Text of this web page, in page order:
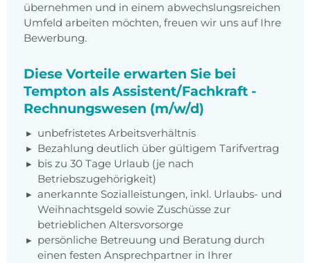
übernehmen und in einem abwechslungsreichen
Umfeld arbeiten möchten, freuen wir uns auf Ihre
Bewerbung.
Diese Vorteile erwarten Sie bei
Tempton als Assistent/Fachkraft -
Rechnungswesen (m/w/d)
unbefristetes Arbeitsverhältnis
Bezahlung deutlich über gültigem Tarifvertrag
bis zu 30 Tage Urlaub (je nach
Betriebszugehörigkeit)
anerkannte Sozialleistungen, inkl. Urlaubs- und
Weihnachtsgeld sowie Zuschüsse zur
betrieblichen Altersvorsorge
persönliche Betreuung und Beratung durch
einen festen Ansprechpartner in Ihrer